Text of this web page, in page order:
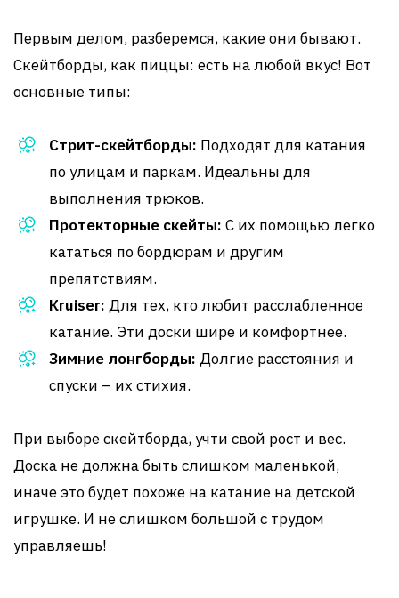
Первым делом, разберемся, какие они бывают.
Скейтборды, как пиццы: есть на любой вкус! Вот
основные типы:
Стрит-скейтборды: Подходят для катания
по улицам и паркам. Идеальны для
выполнения трюков.
Протекторные скейты: С их помощью легко
кататься по бордюрам и другим
препятствиям.
Кruiser: Для тех, кто любит расслабленное
катание. Эти доски шире и комфортнее.
Зимние лонгборды: Долгие расстояния и
спуски – их стихия.
При выборе скейтборда, учти свой рост и вес.
Доска не должна быть слишком маленькой,
иначе это будет похоже на катание на детской
игрушке. И не слишком большой с трудом
управляешь!